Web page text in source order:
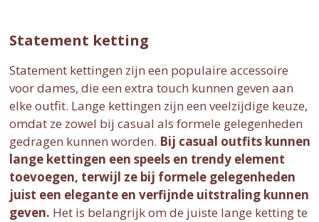
Statement ketting
Statement kettingen zijn een populaire accessoire
voor dames, die een extra touch kunnen geven aan
elke outfit. Lange kettingen zijn een veelzijdige keuze,
omdat ze zowel bij casual als formele gelegenheden
gedragen kunnen worden. Bij casual outfits kunnen
lange kettingen een speels en trendy element
toevoegen, terwijl ze bij formele gelegenheden
juist een elegante en verfijnde uitstraling kunnen
geven. Het is belangrijk om de juiste lange ketting te